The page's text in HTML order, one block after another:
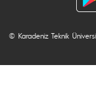
© Karadeniz Teknik